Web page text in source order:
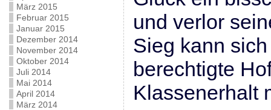
März 2015
Februar 2015
Januar 2015
Dezember 2014
November 2014
Oktober 2014
Juli 2014
Mai 2014
April 2014
März 2014
und verlor
Sieg kann
berechtigte
Klassenerhalt